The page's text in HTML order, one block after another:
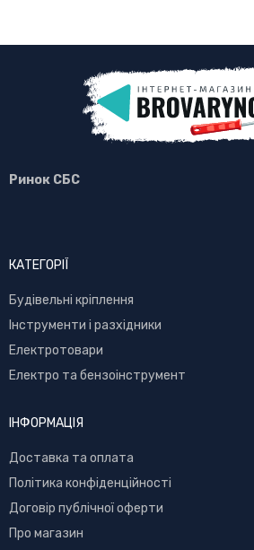
Ринок СБС
КАТЕГОРІЇ
Будівельні кріплення
Інструменти і разхідники
Електротовари
Електро та бензоінструмент
ІНФОРМАЦІЯ
Доставка та оплата
Політика конфіденційності
Договір публічної оферти
Про магазин